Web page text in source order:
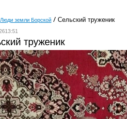
Люди земли Борской Сельский труженик
труженик